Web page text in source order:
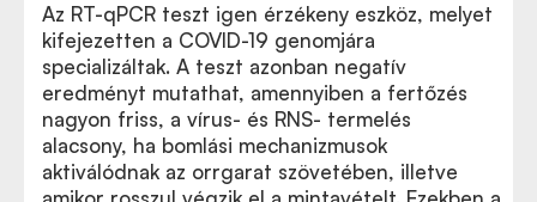
Az RT-qPCR teszt igen érzékeny eszköz, melyet
kifejezetten a COVID-19 genomjára
specializáltak. A teszt azonban negatív
eredményt mutathat, amennyiben a fertőzés
nagyon friss, a vírus- és RNS- termelés
alacsony, ha bomlási mechanizmusok
aktiválódnak az orrgarat szövetében, illetve